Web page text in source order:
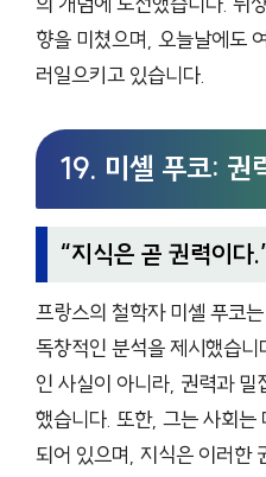
향을 미쳤으며, 오늘날에도
러일으키고 있습니다.
19. 미셸 푸코: 권
“지식은 곧 권력이다.
프랑스의 철학자 미셸 푸코
독창적인 분석을 제시했습
인 사실이 아니라, 권력과
했습니다. 또한, 그는 사회는
되어 있으며, 지식은 이러한